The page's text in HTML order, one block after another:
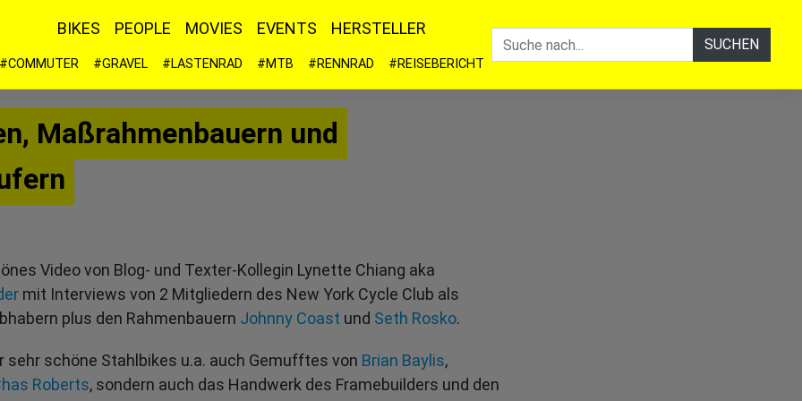
SUCHEN
BIKES PEOPLE MOVIES EVENTS HERSTELLER
#COMMUTER #GRAVEL #LASTENRAD #MTB #RENNRAD #REISEBERICHT
Maßrahmenbauern und
Video von Blog- und Texter-Kollegin Lynette Chiang aka
mit Interviews von 2 Mitgliedern des New York Cycle Club als
plus den Rahmenbauern Johnny Coast und Seth Rosko.
sehr schöne Stahlbikes u.a. auch Gemufftes von Brian Baylis,
Roberts, sondern auch das Handwerk des Framebuilders und den